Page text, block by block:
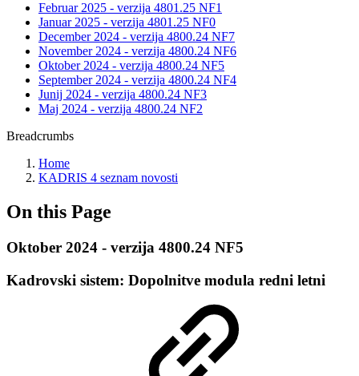
Februar 2025 - verzija 4801.25 NF1
Januar 2025 - verzija 4801.25 NF0
December 2024 - verzija 4800.24 NF7
November 2024 - verzija 4800.24 NF6
Oktober 2024 - verzija 4800.24 NF5
September 2024 - verzija 4800.24 NF4
Junij 2024 - verzija 4800.24 NF3
Maj 2024 - verzija 4800.24 NF2
Breadcrumbs
Home
KADRIS 4 seznam novosti
On this Page
Oktober 2024 - verzija 4800.24 NF5
Kadrovski sistem: Dopolnitve modula redni letni